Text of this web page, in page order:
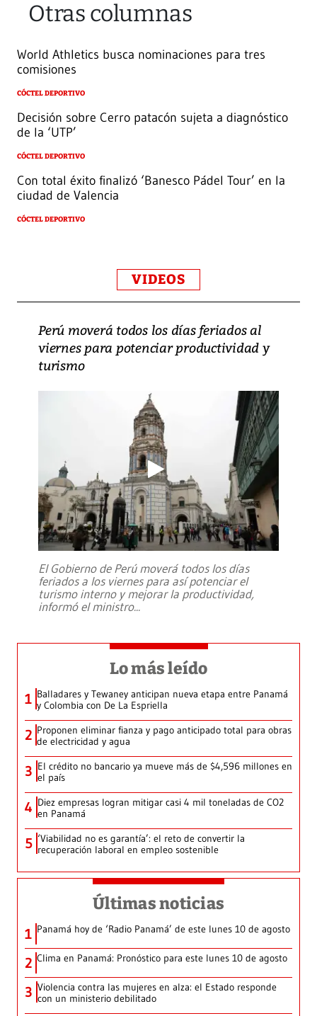
Otras columnas
World Athletics busca nominaciones para tres
comisiones
CÓCTEL DEPORTIVO
Decisión sobre Cerro patacón sujeta a diagnóstico
de la ‘UTP’
CÓCTEL DEPORTIVO
Con total éxito finalizó ‘Banesco Pádel Tour’ en la
ciudad de Valencia
CÓCTEL DEPORTIVO
VIDEOS
Perú moverá todos los días feriados al
viernes para potenciar productividad y
turismo
El Gobierno de Perú moverá todos los días
feriados a los viernes para así potenciar el
turismo interno y mejorar la productividad,
informó el ministro...
Lo más leído
1 Balladares y Tewaney anticipan nueva etapa entre Panamá
y Colombia con De La Espriella
2 Proponen eliminar fianza y pago anticipado total para obras
de electricidad y agua
3 El crédito no bancario ya mueve más de $4,596 millones en
el país
4 Diez empresas logran mitigar casi 4 mil toneladas de CO2
en Panamá
5 ‘Viabilidad no es garantía’: el reto de convertir la
recuperación laboral en empleo sostenible
Últimas noticias
1 Panamá hoy de ‘Radio Panamá’ de este lunes 10 de agosto
2 Clima en Panamá: Pronóstico para este lunes 10 de agosto
3 Violencia contra las mujeres en alza: el Estado responde
con un ministerio debilitado